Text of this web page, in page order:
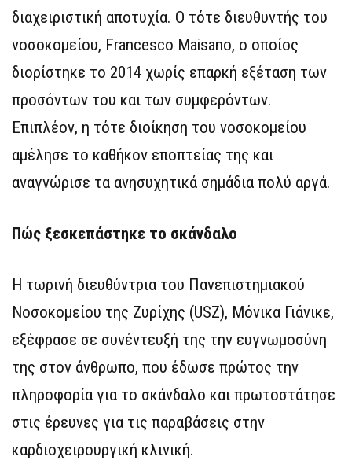
διαχειριστική αποτυχία. Ο τότε διευθυντής του
νοσοκομείου, Francesco Maisano, ο οποίος
διορίστηκε το 2014 χωρίς επαρκή εξέταση των
προσόντων του και των συμφερόντων.
Επιπλέον, η τότε διοίκηση του νοσοκομείου
αμέλησε το καθήκον εποπτείας της και
αναγνώρισε τα ανησυχητικά σημάδια πολύ αργά.
Πώς ξεσκεπάστηκε το σκάνδαλο
Η τωρινή διευθύντρια του Πανεπιστημιακού
Νοσοκομείου της Ζυρίχης (USZ), Μόνικα Γιάνικε,
εξέφρασε σε συνέντευξή της την ευγνωμοσύνη
της στον άνθρωπο, που έδωσε πρώτος την
πληροφορία για το σκάνδαλο και πρωτοστάτησε
στις έρευνες για τις παραβάσεις στην
καρδιοχειρουργική κλινική.